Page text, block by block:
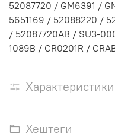
52087720 / GM6391 /
5651169 / 52088220 /
/ 52087720AB / SU3-
1089B / CR0201R /
Характеристики
Хештеги